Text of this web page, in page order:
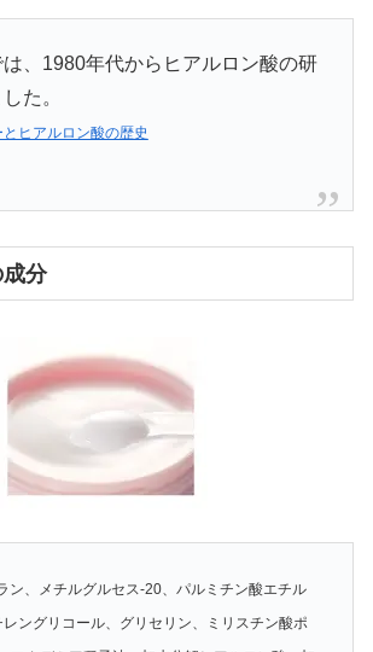
、1980年代からヒアルロン酸の研
た。
ヒアルロン酸の歴史
分
ン、メチルグルセス-20、パルミチン酸エチル
ングリコール、グリセリン、ミリスチン酸ポ